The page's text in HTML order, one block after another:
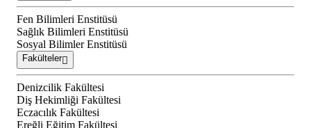
Fen Bilimleri Enstitüsü
Sağlık Bilimleri Enstitüsü
Sosyal Bilimler Enstitüsü
Fakülteler
Denizcilik Fakültesi
Diş Hekimliği Fakültesi
Eczacılık Fakültesi
Ereğli Eğitim Fakültesi